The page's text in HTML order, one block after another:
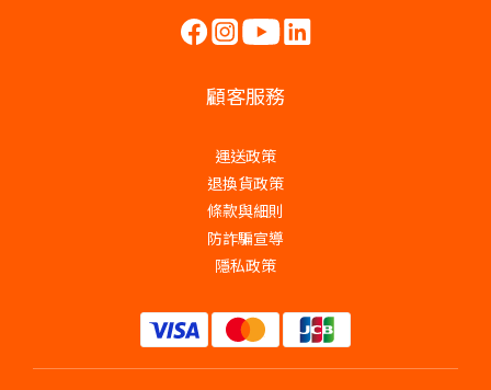
顧客服務
運送政策
退換貨政策
條款與細則
防詐騙宣導
隱私政策